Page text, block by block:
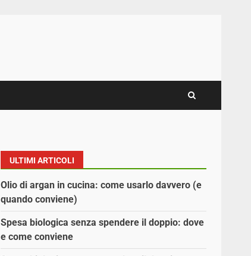
ULTIMI ARTICOLI
Olio di argan in cucina: come usarlo davvero (e
quando conviene)
Spesa biologica senza spendere il doppio: dove
e come conviene